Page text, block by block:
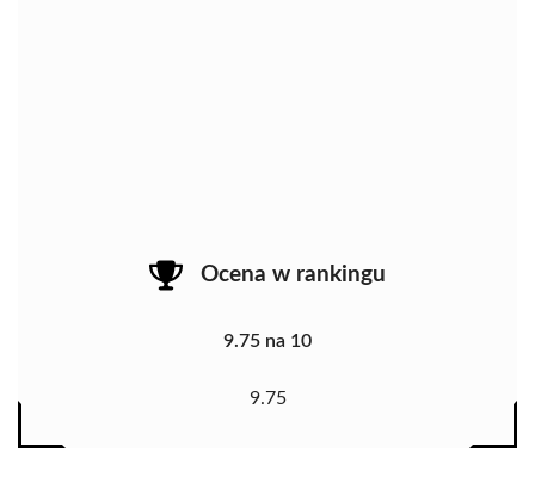
Ocena w rankingu
9.75 na 10
9.75